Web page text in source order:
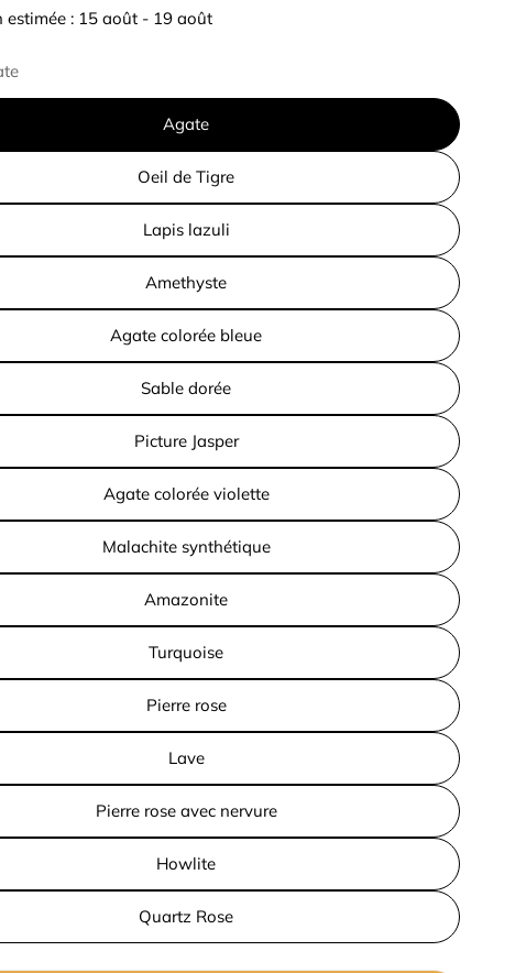
estimée : 15 août - 19 août
Agate
Oeil de Tigre
Lapis lazuli
Amethyste
Agate colorée bleue
Sable dorée
Picture Jasper
Agate colorée violette
Malachite synthétique
Amazonite
Turquoise
Pierre rose
Lave
Pierre rose avec nervure
Howlite
Quartz Rose